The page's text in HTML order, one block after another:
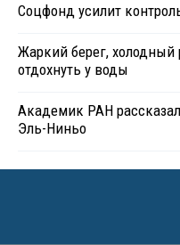
Соцфонд усилит
Жаркий берег, холодный
отдохнуть у воды
Академик РАН
Эль-Ниньо